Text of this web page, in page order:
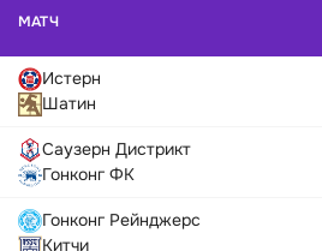
МАТЧ
Истерн
Шатин
Саузерн Дистрикт
Гонконг ФК
Гонконг Рейнджерс
Китчи